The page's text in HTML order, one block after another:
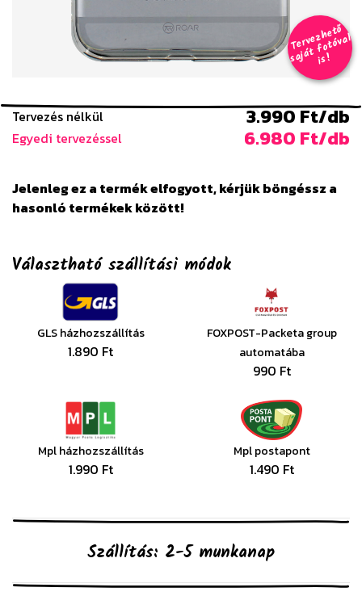
T
er
v
e
z
h
e
t
ő
s
aj
á
t
f
o
t
ó
v
al
i
s
!
Tervezés nélkül 3.990 Ft/db
Egyedi tervezéssel 6.980 Ft/db
Jelenleg ez a termék elfogyott, kérjük böngéssz a
hasonló termékek között!
Választható szállítási módok
GLS házhozszállítás
1.890 Ft
FOXPOST-Packeta group
automatába
990 Ft
Mpl házhozszállítás
1.990 Ft
Mpl postapont
1.490 Ft
Szállítás: 2-5 munkanap